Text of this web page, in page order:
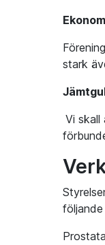
stark
Vi